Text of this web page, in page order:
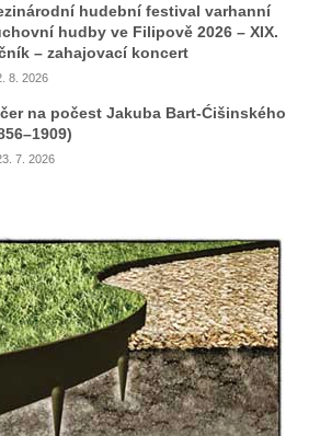
sázky před osadou
Madony u hřbitova v
ducha MUHU u Obřího
Kohouta východně od
u Vysoké Lípy
hudební festival varhanní
hudby ve Filipově 2026 – XIX.
– zahajovací koncert
8. 2026
na počest Jakuba Bart-Ćišinského
7. 2026